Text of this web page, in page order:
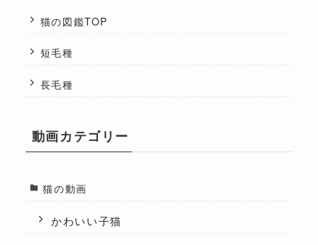
猫の図鑑TOP
短毛種
長毛種
動画カテゴリー
猫の動画
かわいい子猫